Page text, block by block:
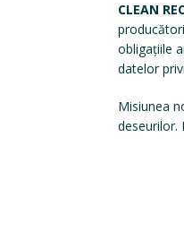
CLEAN
obligațiile
datelor
Misiunea
deseurilor.